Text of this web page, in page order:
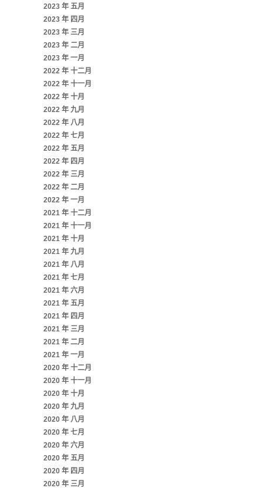
2023 年 五月
2023 年 四月
2023 年 三月
2023 年 二月
2023 年 一月
2022 年 十二月
2022 年 十一月
2022 年 十月
2022 年 九月
2022 年 八月
2022 年 七月
2022 年 五月
2022 年 四月
2022 年 三月
2022 年 二月
2022 年 一月
2021 年 十二月
2021 年 十一月
2021 年 十月
2021 年 九月
2021 年 八月
2021 年 七月
2021 年 六月
2021 年 五月
2021 年 四月
2021 年 三月
2021 年 二月
2021 年 一月
2020 年 十二月
2020 年 十一月
2020 年 十月
2020 年 九月
2020 年 八月
2020 年 七月
2020 年 六月
2020 年 五月
2020 年 四月
2020 年 三月